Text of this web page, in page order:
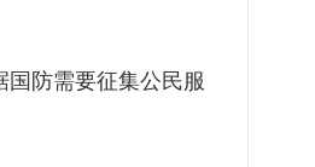
防需要征集公民服